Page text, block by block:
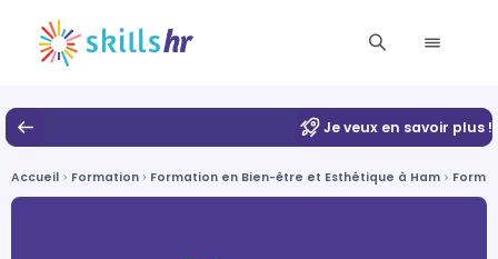
Je veux en savoir plus !
Accueil Formation Formation en Bien-être et Esthétique à Ham